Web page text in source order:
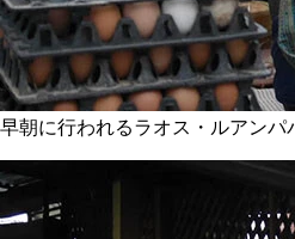
早朝に行われるラオス・ルアンパ